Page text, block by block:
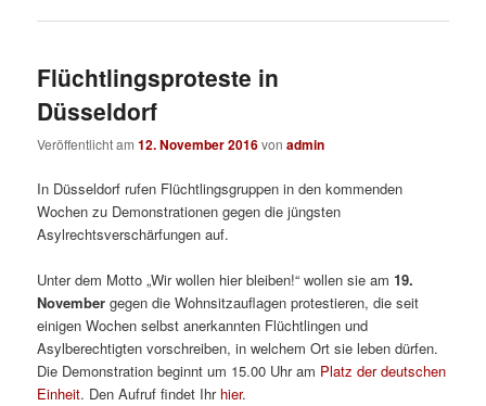
Flüchtlingsproteste in
Düsseldorf
Veröffentlicht am12. November 2016vonadmin
In Düsseldorf rufen Flüchtlingsgruppen in den kommenden
Wochen zu Demonstrationen gegen die jüngsten
Asylrechtsverschärfungen auf.
Unter dem Motto „Wir wollen hier bleiben!“ wollen sie am19.
November gegen die Wohnsitzauflagen protestieren, die seit
einigen Wochen selbst anerkannten Flüchtlingen und
Asylberechtigten vorschreiben, in welchem Ort sie leben dürfen.
Die Demonstration beginnt um 15.00 Uhr am Platz der deutschen
Einheit. Den Aufruf findet Ihr hier.